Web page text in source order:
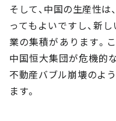
そして、中国の生産性
ってもよいですし、新
業の集積があります。
中国恒大集団が危機的
不動産バブル崩壊のよ
ます。